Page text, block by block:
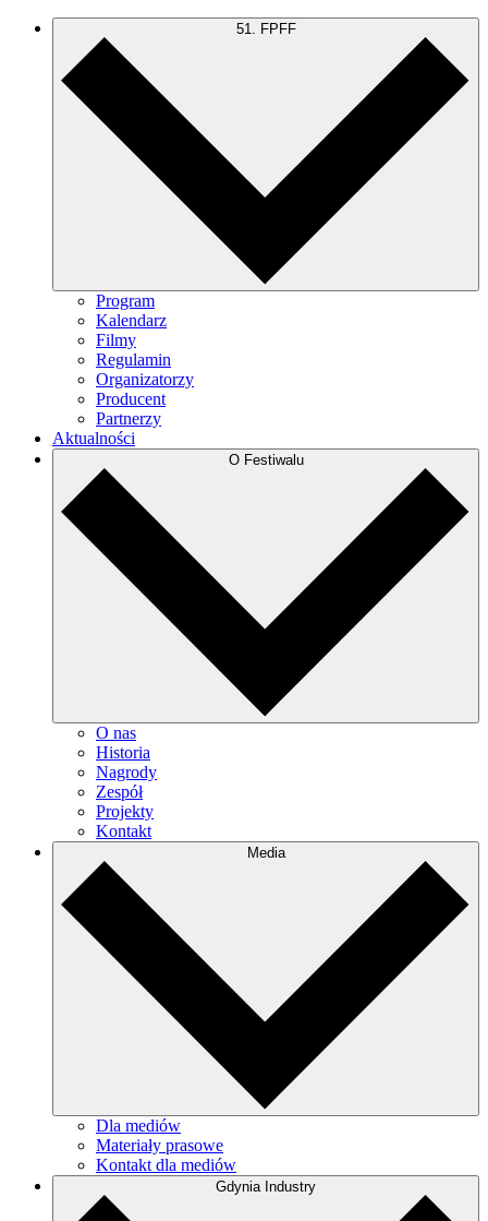
51. FPFF
Program
Kalendarz
Filmy
Regulamin
Organizatorzy
Producent
Partnerzy
Aktualności
O Festiwalu
O nas
Historia
Nagrody
Zespół
Projekty
Kontakt
Media
Dla mediów
Materiały prasowe
Kontakt dla mediów
Gdynia Industry